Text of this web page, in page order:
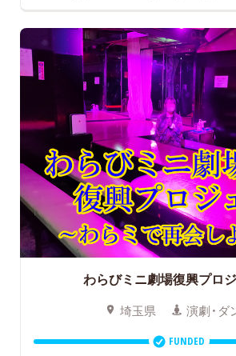
わらびミニ劇場復興プロ
埼玉県 演劇・ダ
FUNDED